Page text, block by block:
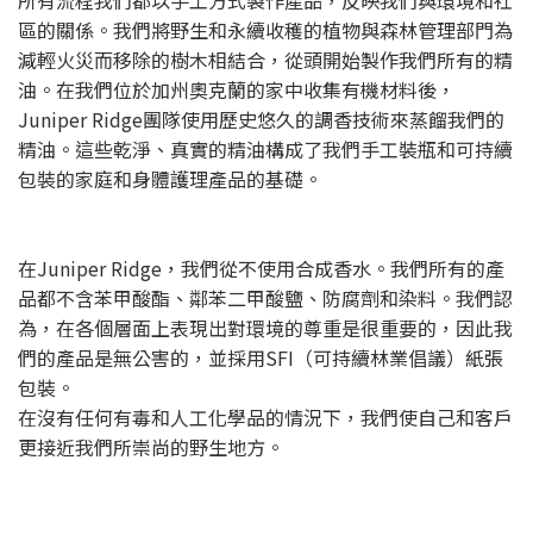
區的關係。我們將野生和永續收穫的植物與森林管理部門為
減輕火災而移除的樹木相結合，從頭開始製作我們所有的精
油。在我們位於加州奧克蘭的家中收集有機材料後，
Juniper Ridge團隊使用歷史悠久的調香技術來蒸餾我們的
精油。這些乾淨、真實的精油構成了我們手工裝瓶和可持續
包裝的家庭和身體護理產品的基礎。
在Juniper Ridge，我們從不使用合成香水。我們所有的產
品都不含苯甲酸酯、鄰苯二甲酸鹽、防腐劑和染料。我們認
為，在各個層面上表現出對環境的尊重是很重要的，因此我
們的產品是無公害的，並採用SFI（可持續林業倡議）紙張
包裝。
在沒有任何有毒和人工化學品的情況下，我們使自己和客戶
更接近我們所崇尚的野生地方。